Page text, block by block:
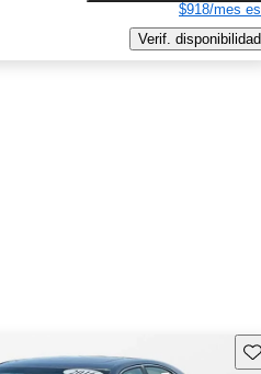
$918/mes
Verif. disponibilidad